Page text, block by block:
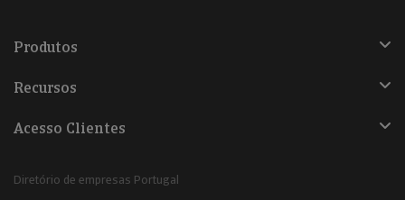
Produtos
Recursos
Acesso Clientes
Diretório de empresas Portugal